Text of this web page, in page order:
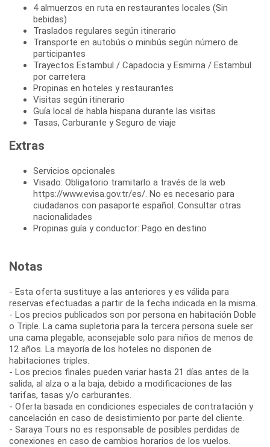
4 almuerzos en ruta en restaurantes locales (Sin
bebidas)
Traslados regulares según itinerario
Transporte en autobús o minibús según número de
participantes
Trayectos Estambul / Capadocia y Esmirna / Estambul
por carretera
Propinas en hoteles y restaurantes
Visitas según itinerario
Guía local de habla hispana durante las visitas
Tasas, Carburante y Seguro de viaje
Extras
Servicios opcionales
Visado: Obligatorio tramitarlo a través de la web
https://www.evisa.gov.tr/es/. No es necesario para
ciudadanos con pasaporte español. Consultar otras
nacionalidades
Propinas guía y conductor: Pago en destino
Notas
- Esta oferta sustituye a las anteriores y es válida para
reservas efectuadas a partir de la fecha indicada en la misma.
- Los precios publicados son por persona en habitación Doble
o Triple. La cama supletoria para la tercera persona suele ser
una cama plegable, aconsejable solo para niños de menos de
12 años. La mayoría de los hoteles no disponen de
habitaciones triples.
- Los precios finales pueden variar hasta 21 días antes de la
salida, al alza o a la baja, debido a modificaciones de las
tarifas, tasas y/o carburantes.
- Oferta basada en condiciones especiales de contratación y
cancelación en caso de desistimiento por parte del cliente.
- Saraya Tours no es responsable de posibles perdidas de
conexiones en caso de cambios horarios de los vuelos.